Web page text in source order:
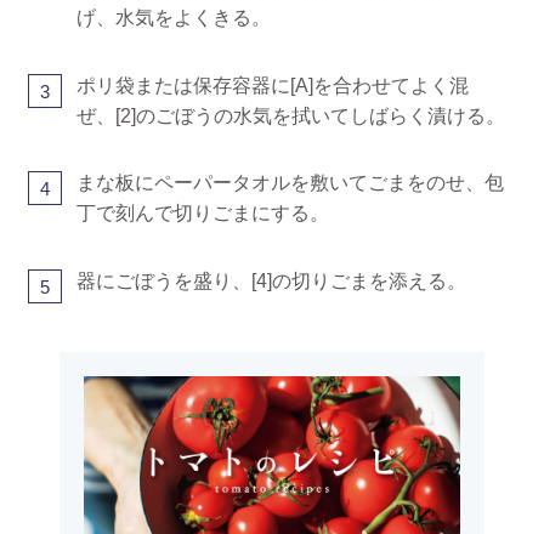
げ、水気をよくきる。
3
ポリ袋または保存容器に[A]を合わせてよく混
ぜ、[2]のごぼうの水気を拭いてしばらく漬ける。
4
まな板にペーパータオルを敷いてごまをのせ、包
丁で刻んで切りごまにする。
5 器にごぼうを盛り、[4]の切りごまを添える。